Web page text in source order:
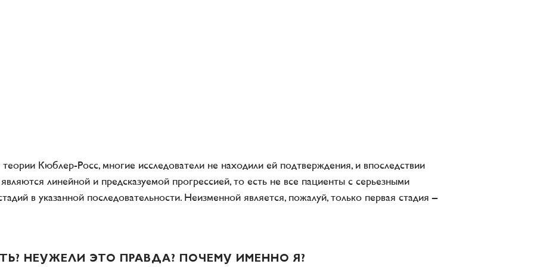
Кюблер-Росс, многие исследователи не находили ей подтверждения, и впоследствии
линейной и предсказуемой прогрессией, то есть не все пациенты с серьезными
в указанной последовательности. Неизменной является, пожалуй, только первая стадия –
НЕУЖЕЛИ ЭТО ПРАВДА? ПОЧЕМУ ИМЕННО Я?